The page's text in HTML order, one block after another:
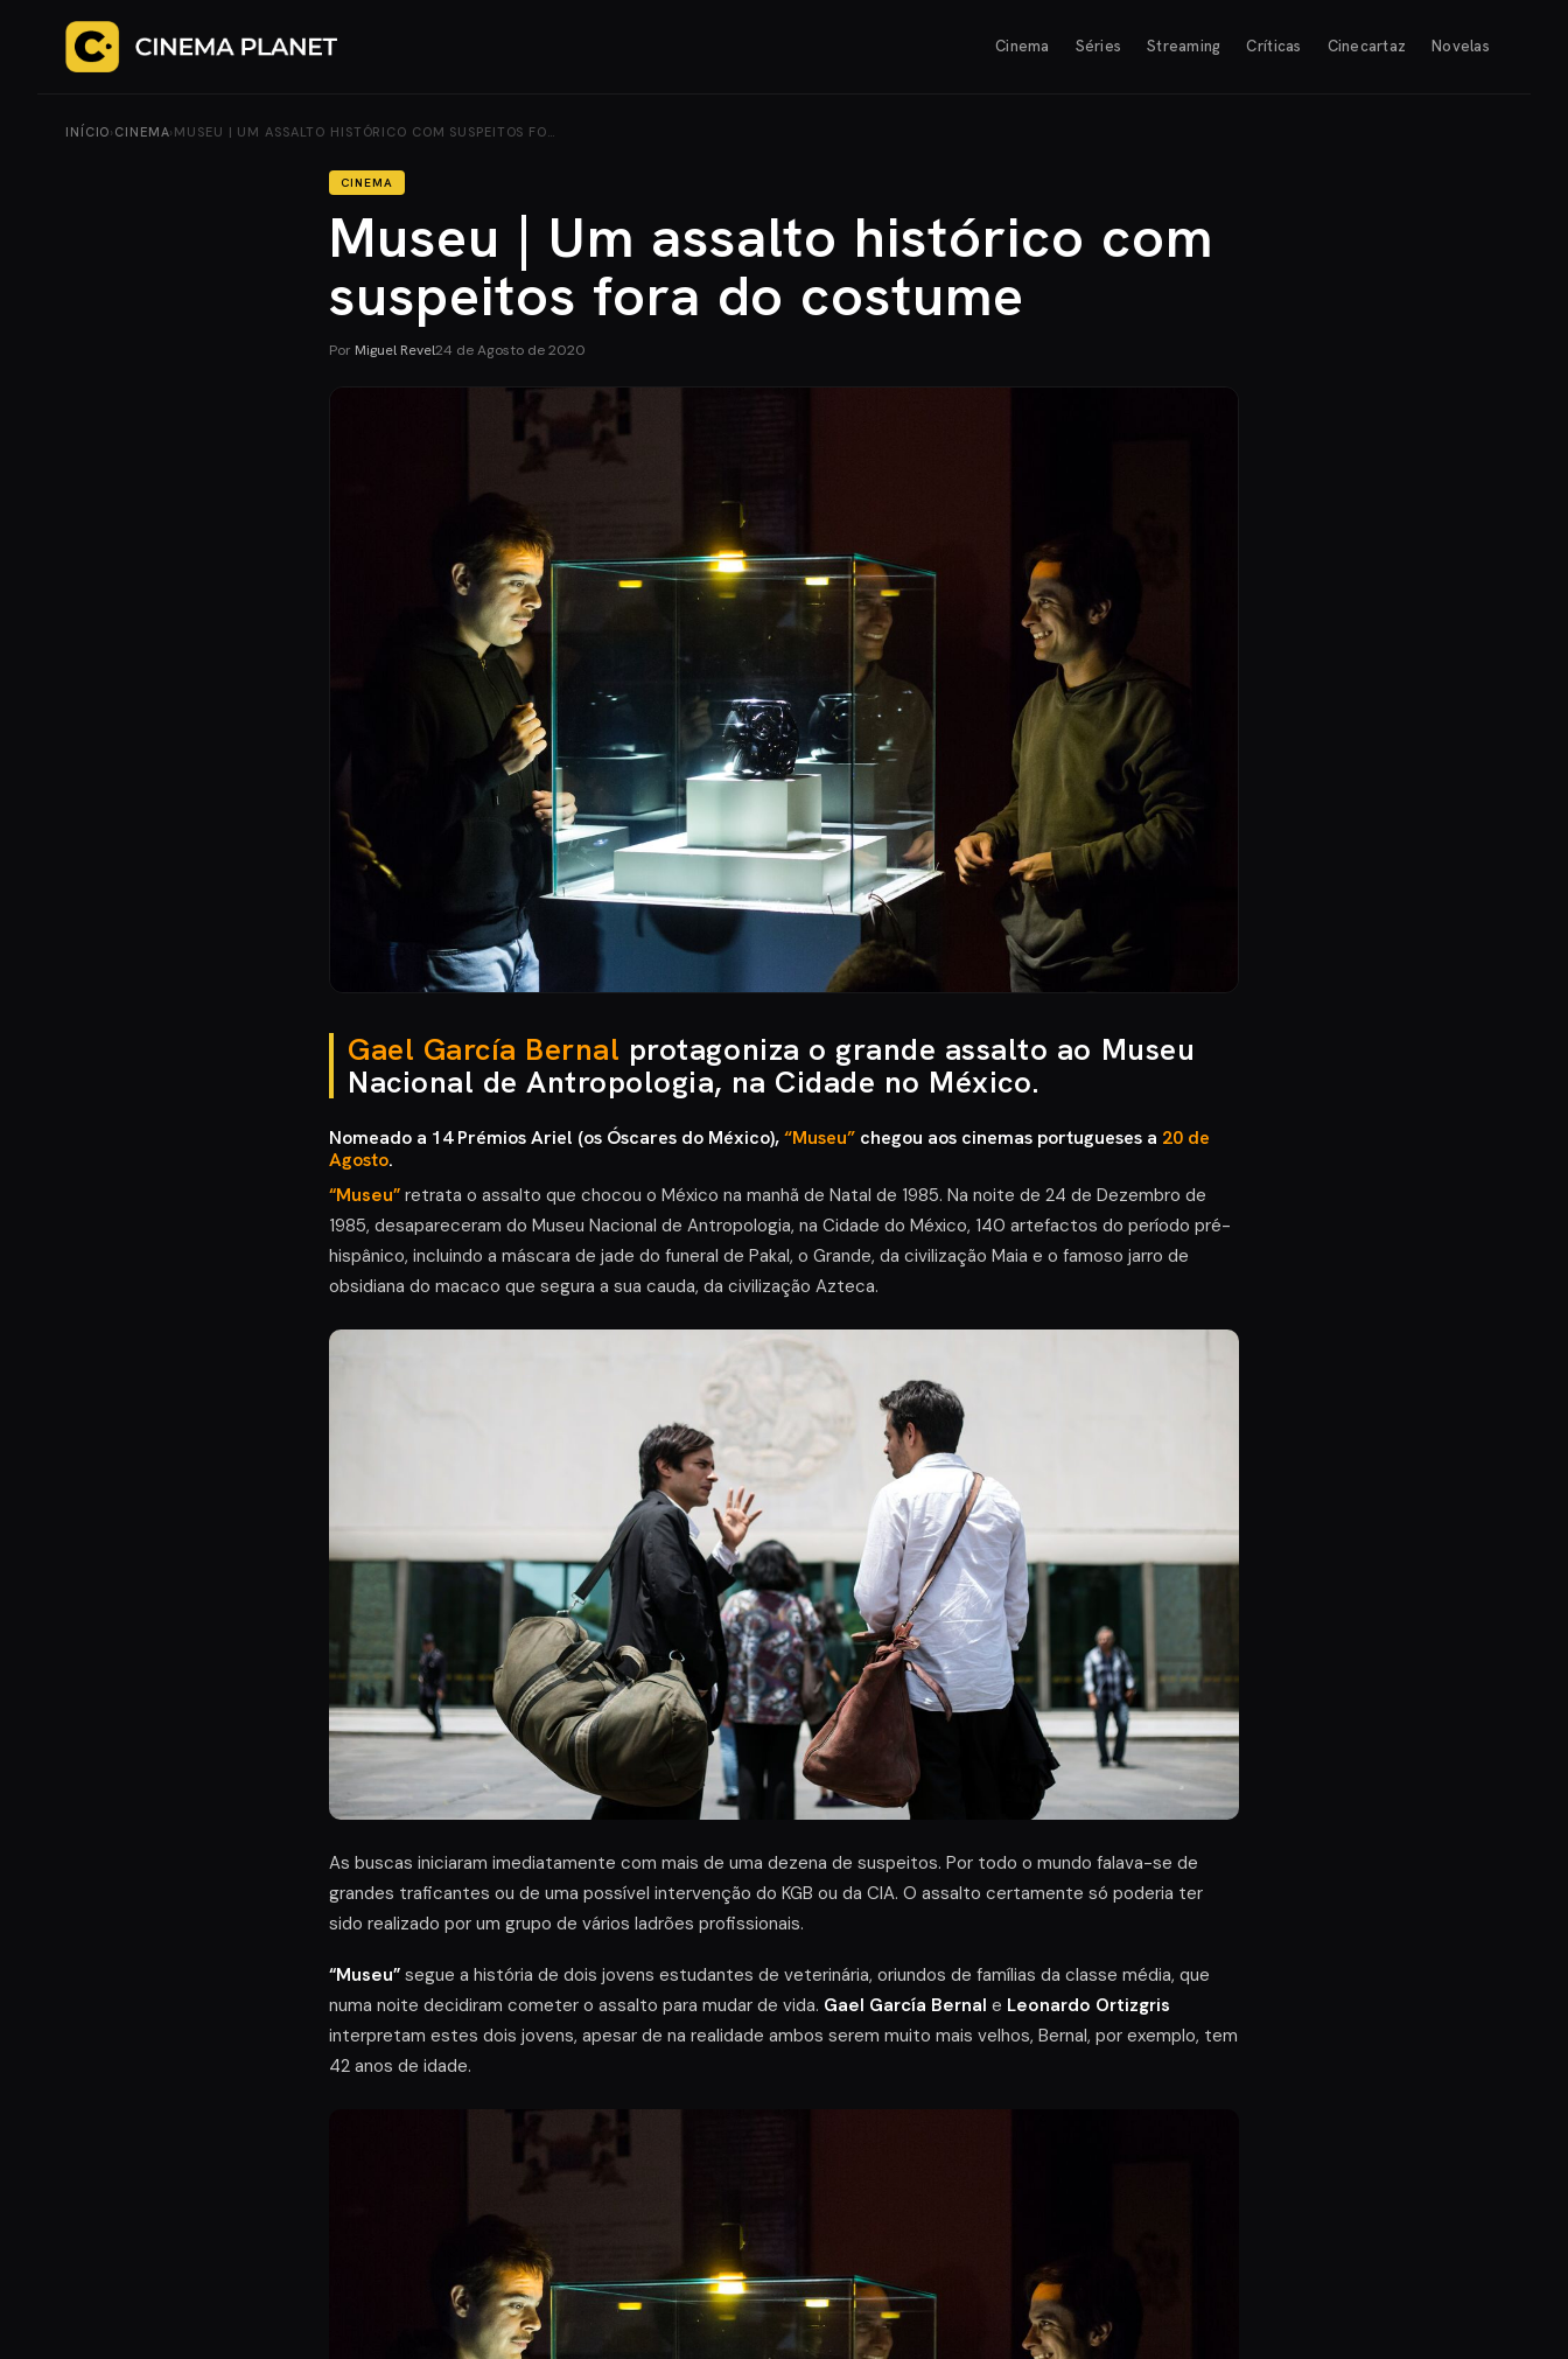
Cinema Séries Streaming Críticas Cinecartaz Novelas
INÍCIO› CINEMA› MUSEU | UM ASSALTO HISTÓRICO COM SUSPEITOS FO…
CINEMA
Museu | Um assalto histórico com
suspeitos fora do costume
Por Miguel Revel24 de Agosto de 2020
Gael García Bernal protagoniza o grande assalto ao Museu
Nacional de Antropologia, na Cidade no México.
Nomeado a 14 Prémios Ariel (os Óscares do México),“Museu” chegou aos cinemas portugueses a 20 de
Agosto.
“Museu” retrata o assalto que chocou o México na manhã de Natal de 1985. Na noite de 24 de Dezembro de
1985, desapareceram do Museu Nacional de Antropologia, na Cidade do México, 140 artefactos do período pré-
hispânico, incluindo a máscara de jade do funeral de Pakal, o Grande, da civilização Maia e o famoso jarro de
obsidiana do macaco que segura a sua cauda, da civilização Azteca.
As buscas iniciaram imediatamente com mais de uma dezena de suspeitos. Por todo o mundo falava-se de
grandes traficantes ou de uma possível intervenção do KGB ou da CIA. O assalto certamente só poderia ter
sido realizado por um grupo de vários ladrões profissionais.
“Museu” segue a história de dois jovens estudantes de veterinária, oriundos de famílias da classe média, que
numa noite decidiram cometer o assalto para mudar de vida. Gael García Bernal e Leonardo Ortizgris
interpretam estes dois jovens, apesar de na realidade ambos serem muito mais velhos, Bernal, por exemplo, tem
42 anos de idade.